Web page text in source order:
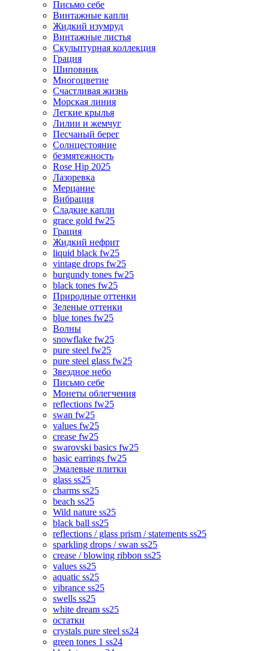
Письмо себе
Винтажные капли
Жидкий изумруд
Винтажные листья
Скульптурная коллекция
Грация
Шиповник
Многоцветие
Счастливая жизнь
Морская линия
Легкие крылья
Лилии и жемчуг
Песчаный берег
Солнцестояние
безмятежность
Rose Hip 2025
Лазоревка
Мерцание
Вибрация
Сладкие капли
grace gold fw25
Грация
Жидкий нефрит
liquid black fw25
vintage drops fw25
burgundy tones fw25
black tones fw25
Природные оттенки
Зеленые оттенки
blue tones fw25
Волны
snowflake fw25
pure steel fw25
pure steel glass fw25
Звездное небо
Письмо себе
Монеты облегчения
reflections fw25
swan fw25
values fw25
crease fw25
swarovski basics fw25
basic earrings fw25
Эмалевые плитки
glass ss25
charms ss25
beach ss25
Wild nature ss25
black ball ss25
reflections / glass prism / statements ss25
sparkling drops / swan ss25
crease / blowing ribbon ss25
values ss25
aquatic ss25
vibrance ss25
swells ss25
white dream ss25
остатки
crystals pure steel ss24
green tones 1 ss24